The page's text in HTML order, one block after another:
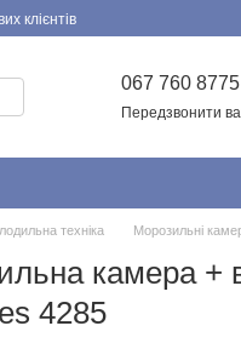
клієнтів
067 760 8775
Передзвонити
техніка Морозильні
камера
4285